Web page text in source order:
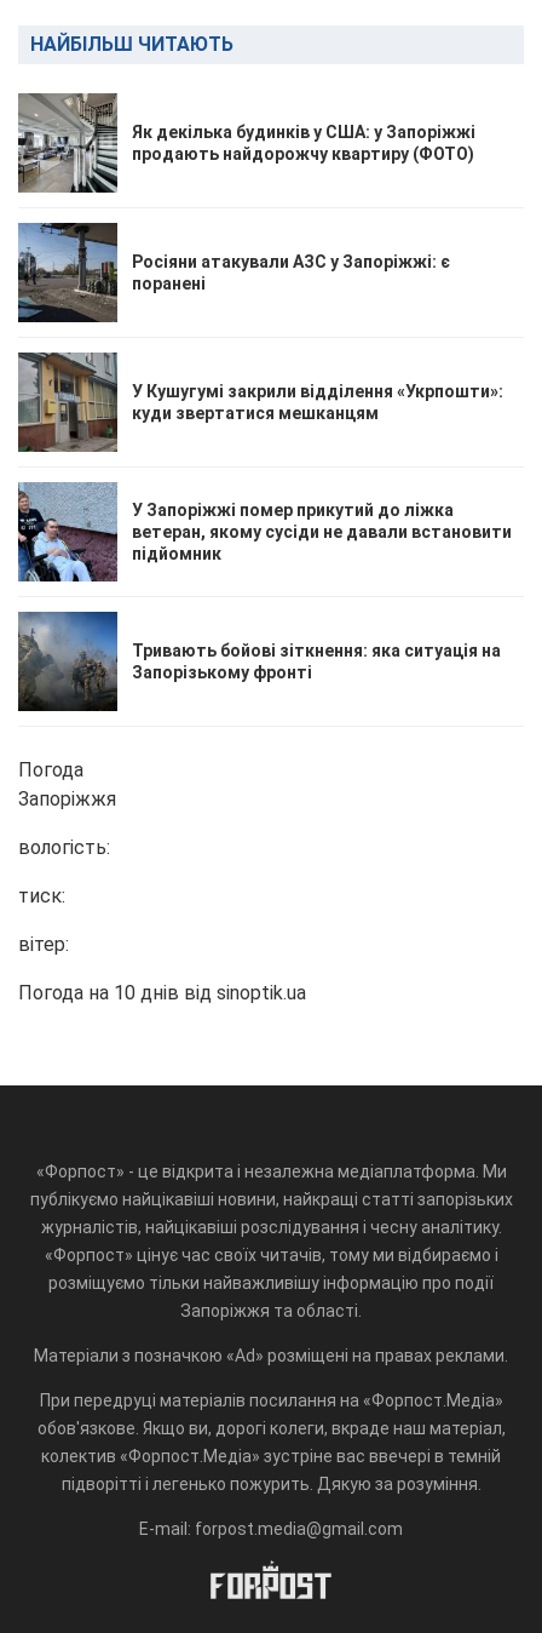
НАЙБІЛЬШ ЧИТАЮТЬ
Як декілька будинків у США: у Запоріжжі
продають найдорожчу квартиру (ФОТО)
Росіяни атакували АЗС у Запоріжжі: є
поранені
У Кушугумі закрили відділення «Укрпошти»:
куди звертатися мешканцям
У Запоріжжі помер прикутий до ліжка
ветеран, якому сусіди не давали встановити
підйомник
Тривають бойові зіткнення: яка ситуація на
Запорізькому фронті
Погода
Запоріжжя
вологість:
тиск:
вітер:
Погода на 10 днів від sinoptik.ua
«Форпост» - це відкрита і незалежна медіаплатформа. Ми
публікуємо найцікавіші новини, найкращі статті запорізьких
журналістів, найцікавіші розслідування і чесну аналітику.
«Форпост» цінує час своїх читачів, тому ми відбираємо і
розміщуємо тільки найважливішу інформацію про події
Запоріжжя та області.
Матеріали з позначкою «Ad» розміщені на правах реклами.
При передруці матеріалів посилання на «Форпост.Медіа»
обов'язкове. Якщо ви, дорогі колеги, вкраде наш матеріал,
колектив «Форпост.Медіа» зустріне вас ввечері в темній
підворітті і легенько пожурить. Дякую за розуміння.
E-mail: forpost.media@gmail.com